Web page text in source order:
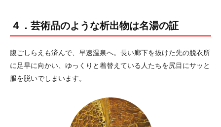
４．芸術品のような析出物は名湯の証
腹ごしらえも済んで、早速温泉へ。長い廊下を抜けた先の脱衣所
に足早に向かい、ゆっくりと着替えている人たちを尻目にサッと
服を脱いでしまいます。